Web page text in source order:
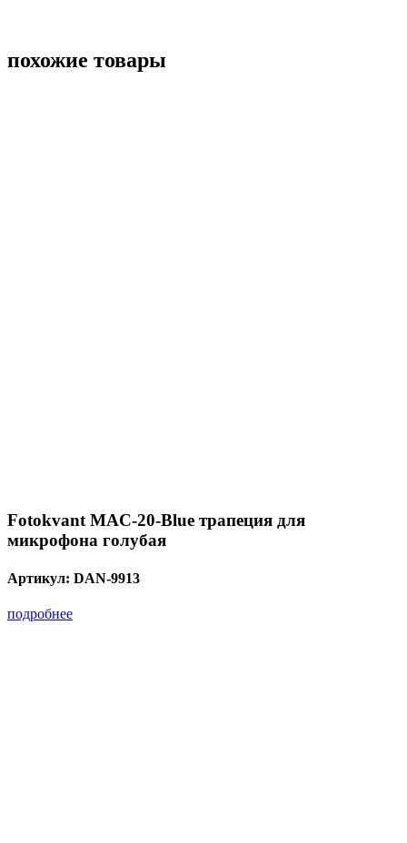
похожие товары
Fotokvant MAC-20-Blue трапеция для
микрофона голубая
Артикул: DAN-9913
подробнее